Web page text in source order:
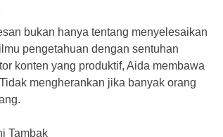
bukan hanya tentang menyelesaikan
pengetahuan dengan sentuhan
konten yang produktif, Aida membawa
mengherankan jika banyak orang
Tambak